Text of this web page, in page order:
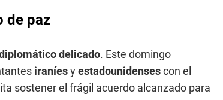
de paz
delicado. Este domingo
iraníesyestadounidensescon el
sostener el frágil acuerdo alcanzado para